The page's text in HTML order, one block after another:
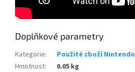
Doplňkové parametry
Kategorie:
Použité zboží Nintendo
Hmotnost:
0.05 kg